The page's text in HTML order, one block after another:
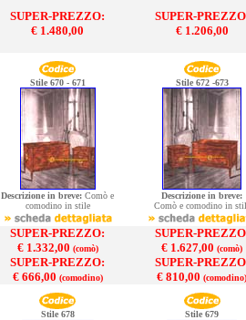
SUPER-PREZZO:
€ 1.480,00
SUPER-
€ 1.206,00
Stile 670 - 671 Stile 672 -673
Descrizione in breve: Comò e
comodino in stile
Descrizione in breve:
Comò e comodino in
SUPER-PREZZO:
€ 1.332,00 (comò)
SUPER-PREZZO:
€ 666,00 (comodino)
SUPER-
€ 1.627,00 (comò)
SUPER-
€ 810,00 (comodino)
Stile 678 Stile 679